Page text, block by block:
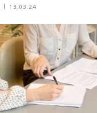
13.03.24